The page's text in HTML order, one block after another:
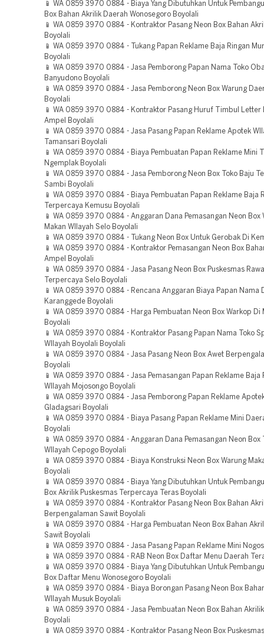
📱 WA 0859 3970 0884 - Biaya Yang Dibutuhkan Untuk
Box Bahan Akrilik Daerah Wonosegoro Boyolali
📱 WA 0859 3970 0884 - Kontraktor Pasang Neon Box Bahan
Boyolali
📱 WA 0859 3970 0884 - Tukang Papan Reklame Baja Ringan
Boyolali
📱 WA 0859 3970 0884 - Jasa Pemborong Papan Nama Toko
Banyudono Boyolali
📱 WA 0859 3970 0884 - Jasa Pemborong Neon Box Warung
Boyolali
📱 WA 0859 3970 0884 - Kontraktor Pasang Huruf Timbul Letter
Ampel Boyolali
📱 WA 0859 3970 0884 - Jasa Pasang Papan Reklame Apotek
Tamansari Boyolali
📱 WA 0859 3970 0884 - Biaya Pembuatan Papan Reklame Mini
Ngemplak Boyolali
📱 WA 0859 3970 0884 - Jasa Pemborong Neon Box Toko Baju
Sambi Boyolali
📱 WA 0859 3970 0884 - Biaya Pembuatan Papan Reklame Baja
Terpercaya Kemusu Boyolali
📱 WA 0859 3970 0884 - Anggaran Dana Pemasangan Neon Box
Makan WIlayah Selo Boyolali
📱 WA 0859 3970 0884 - Tukang Neon Box Untuk Gerobak Di
📱 WA 0859 3970 0884 - Kontraktor Pemasangan Neon Box
Ampel Boyolali
📱 WA 0859 3970 0884 - Jasa Pasang Neon Box Puskesmas
Terpercaya Selo Boyolali
📱 WA 0859 3970 0884 - Rencana Anggaran Biaya Papan Nama
Karanggede Boyolali
📱 WA 0859 3970 0884 - Harga Pembuatan Neon Box Warkop Di
Boyolali
📱 WA 0859 3970 0884 - Kontraktor Pasang Papan Nama Toko
WIlayah Boyolali Boyolali
📱 WA 0859 3970 0884 - Jasa Pasang Neon Box Awet
Boyolali
📱 WA 0859 3970 0884 - Jasa Pemasangan Papan Reklame Baja
WIlayah Mojosongo Boyolali
📱 WA 0859 3970 0884 - Jasa Pemborong Papan Reklame
Gladagsari Boyolali
📱 WA 0859 3970 0884 - Biaya Pasang Papan Reklame Mini
Boyolali
📱 WA 0859 3970 0884 - Anggaran Dana Pemasangan Neon Box
WIlayah Cepogo Boyolali
📱 WA 0859 3970 0884 - Biaya Konstruksi Neon Box Warung
Boyolali
📱 WA 0859 3970 0884 - Biaya Yang Dibutuhkan Untuk
Box Akrilik Puskesmas Terpercaya Teras Boyolali
📱 WA 0859 3970 0884 - Kontraktor Pasang Neon Box Bahan
Berpengalaman Sawit Boyolali
📱 WA 0859 3970 0884 - Harga Pembuatan Neon Box Bahan
Sawit Boyolali
📱 WA 0859 3970 0884 - Jasa Pasang Papan Reklame Mini
📱 WA 0859 3970 0884 - RAB Neon Box Daftar Menu Daerah
📱 WA 0859 3970 0884 - Biaya Yang Dibutuhkan Untuk
Box Daftar Menu Wonosegoro Boyolali
📱 WA 0859 3970 0884 - Biaya Borongan Pasang Neon Box
WIlayah Musuk Boyolali
📱 WA 0859 3970 0884 - Jasa Pembuatan Neon Box Bahan
Boyolali
📱 WA 0859 3970 0884 - Kontraktor Pasang Neon Box